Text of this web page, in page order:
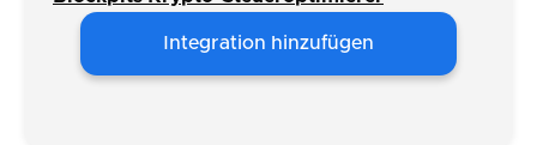
Integration hinzufügen